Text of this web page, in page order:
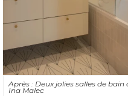
Après : Deux jolies salles de
Ina Malec